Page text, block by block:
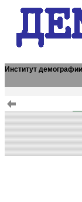
Институт